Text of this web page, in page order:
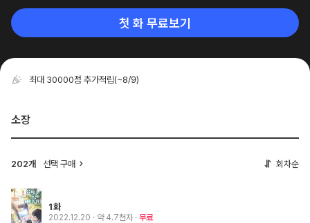
첫 화 무료보기
최대 30000점 추가적립(~8/9)
소장
202개 선택 구매 회차순
1화
2022.12.20 · 약 4.7천자 무료